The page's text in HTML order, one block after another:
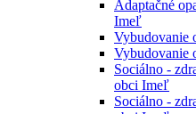
Adaptačné
Imeľ
Vybudovanie
Vybudovanie
Sociálno -
obci Imeľ
Sociálno -